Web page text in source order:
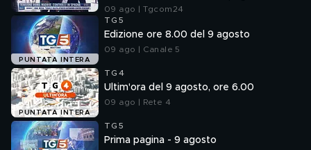
09 ago | Tgcom24
PUNTATA INTERA
TG5
Edizione ore 8.00 del 9 agosto
09 ago | Canale 5
PUNTATA INTERA
TG4
Ultim'ora del 9 agosto, ore 6.00
09 ago | Rete 4
TG5
Prima pagina - 9 agosto